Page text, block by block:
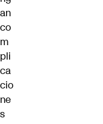
an
co
m
pli
ca
cio
ne
s